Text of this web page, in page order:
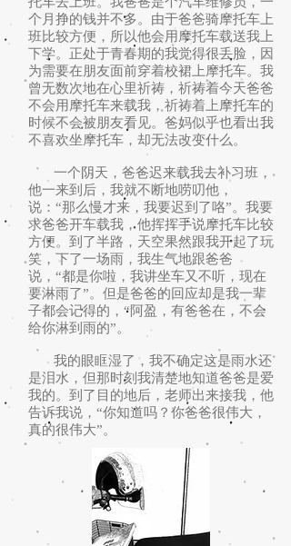
个月挣的钱并不多。由于爸爸骑摩托车上
班比较方便，所以他会用摩托车载送我上
下学。正处于青春期的我觉得很丢脸，因
为需要在朋友面前穿着校裙上摩托车。我
曾无数次地在心里祈祷，祈祷着今天爸爸
不会用摩托车来载我，祈祷着上摩托车的
时候不会被朋友看见。爸妈似乎也看出我
不喜欢坐摩托车，却无法改变什么。
一个阴天，爸爸迟来载我去补习班，
他一来到后，我就不断地唠叨他，
说：“那么慢才来，我要迟到了咯”。我要
求爸爸开车载我，他挥挥手说摩托车比较
方便。到了半路，天空果然跟我开起了玩
笑，下了一场雨，我生气地跟爸爸
说，“都是你啦，我讲坐车又不听，现在
要淋雨了”。但是爸爸的回应却是我一辈
子都会记得的，“阿盈，有爸爸在，不会
给你淋到雨的”。
我的眼眶湿了，我不确定这是雨水还
是泪水，但那时刻我清楚地知道爸爸是爱
我的。到了目的地后，老师出来接我，他
告诉我说，“你知道吗？你爸爸很伟大，
真的很伟大”。